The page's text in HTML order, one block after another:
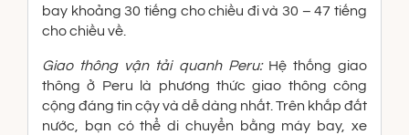
bay khoảng 30 tiếng cho chiều đi và 30 – 47 tiếng
cho chiều về.
Giao thông vận tải quanh Peru:Hệ thống giao
thông ở Peru là phương thức giao thông công
cộng đáng tin cậy và dễ dàng nhất. Trên khắp đất
nước, bạn có thể di chuyển bằng máy bay, xe